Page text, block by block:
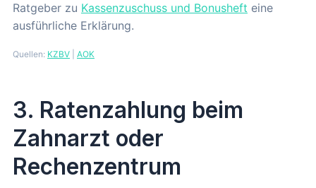
Ratgeber zu Kassenzuschuss und Bonusheft eine
ausführliche Erklärung.
Quellen: KZBV AOK
3. Ratenzahlung beim
Zahnarzt oder
Rechenzentrum